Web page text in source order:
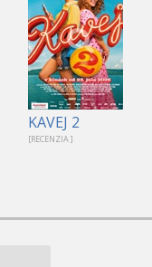
KAVEJ 2
[RECENZIA ]